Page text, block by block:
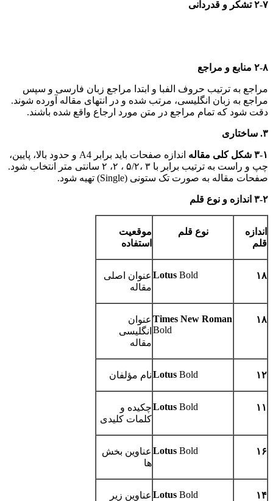
۲-۷ تشکر و قدردانی
۲-۸ منابع و مراجع
مراجع به ترتیب حروف الفبا و ابتدا مراجع زبان فارسی و سپس
مراجع به زبان انگلیسی، مرتب شده و در انتهای مقاله آورده شوند.
دقت شود که تمام مراجع در متن مورد ارجاع واقع شده باشند.
۳. ساختاری
۳-۱ شکل کلی مقاله
اندازه صفحات باید برابر A4 و حدود بالا، پایین،
چپ و راست به ترتیب برابر با ۳ ،۵/۲ ، ۲، ۲ سانتی متر انتخاب شود.
صفحات مقاله به صورت تک ستونی (Single) تهیه شود.
۳-۲ اندازه و نوع قلم
اندازه
قلم
نوع قلم
موقعیت
استفاده
۱۸ Lotus Bold
عنوان اصلی
مقاله
۱۸
Times New Roman
Bold
عنوان
انگلیسی
مقاله
۱۲ Lotus Bold نام مؤلفان
۱۱ Lotus Bold
چکیده و
کلمات کلیدی
۱۶ Lotus Bold
عناوین بخش
ها
۱۴ Lotus Bold
عناوین زیر